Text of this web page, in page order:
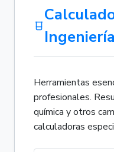
Ingeniería
Herramientas
profesionales.
química y otros
calculadoras